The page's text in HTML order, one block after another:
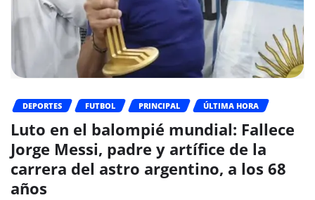
DEPORTES FUTBOL PRINCIPAL ÚLTIMA HORA
Luto en el balompié mundial: Fallece
Jorge Messi, padre y artífice de la
carrera del astro argentino, a los 68
años